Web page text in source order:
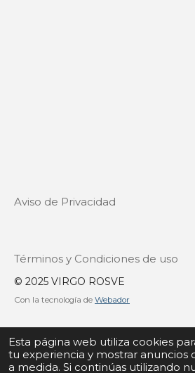
Esta página web utiliza cookies
tu experiencia y mostrar anuncios
a medida. Si continúas utilizando
Aviso de Privacidad
Términos y Condiciones de uso
© 2025 VIRGO ROSVE
Con la tecnología de Webador